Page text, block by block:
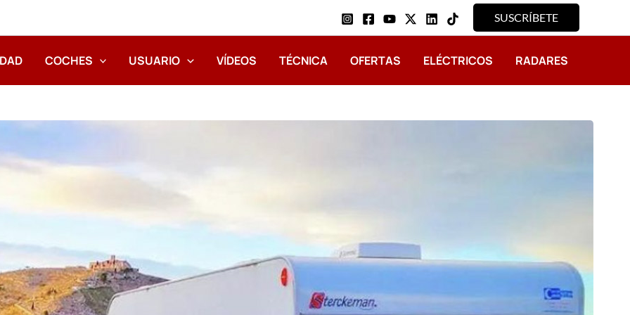
SUSCRÍBETE
COCHES USUARIO VÍDEOS TÉCNICA OFERTAS ELÉCTRICOS RADARES